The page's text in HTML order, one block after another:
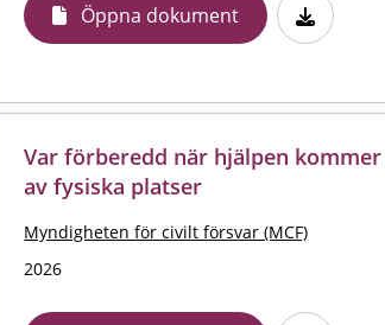
Öppna dokument
Var förberedd när hjälpen
av fysiska platser
Myndigheten för civilt försvar (MCF)
2026